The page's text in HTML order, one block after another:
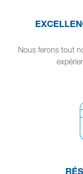
Nous ferons tout